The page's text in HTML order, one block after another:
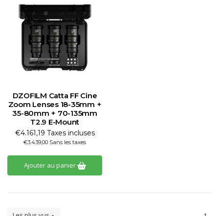
DZOFILM Catta FF Cine
Zoom Lenses 18-35mm +
35-80mm + 70-135mm
T2.9 E-Mount
€4.161,19 Taxes incluses
€3.439,00 Sans les taxes
Ajouter au panier